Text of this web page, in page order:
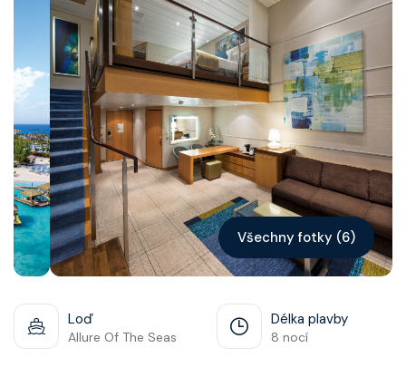
Kontakt
Vyhledat plavbu
Všechny fotky (6)
Loď
Allure Of The Seas
Délka plavby
8 nocí